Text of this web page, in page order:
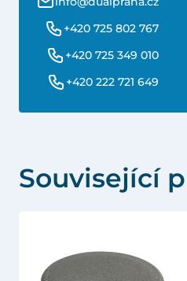
+420 725 802 767
+420 725 349 010
+420 222 721 649
Související